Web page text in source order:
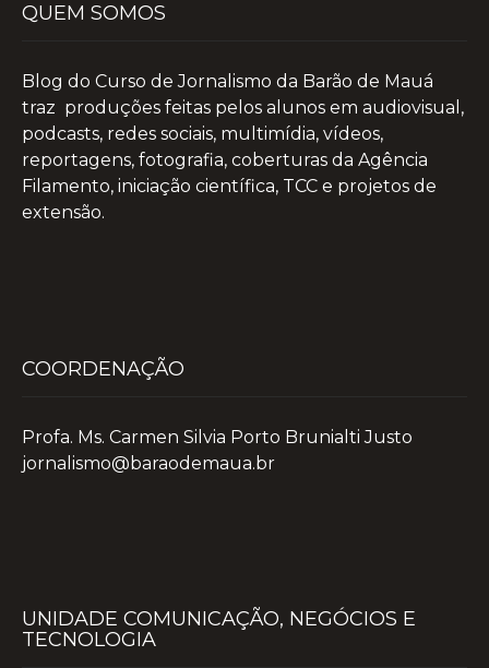
QUEM SOMOS
Blog do Curso de Jornalismo da Barão de Mauá
traz produções feitas pelos alunos em audiovisual,
podcasts, redes sociais, multimídia, vídeos,
reportagens, fotografia, coberturas da Agência
Filamento, iniciação científica, TCC e projetos de
extensão.
COORDENAÇÃO
Profa. Ms. Carmen Silvia Porto Brunialti Justo
jornalismo@baraodemaua.br
UNIDADE COMUNICAÇÃO, NEGÓCIOS E
TECNOLOGIA